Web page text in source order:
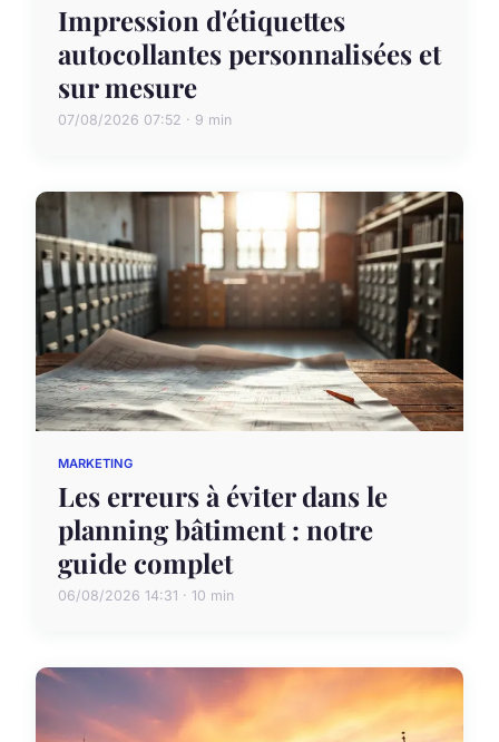
Impression d'étiquettes
autocollantes personnalisées et
sur mesure
07/08/2026 07:52 · 9 min
MARKETING
Les erreurs à éviter dans le
planning bâtiment : notre
guide complet
06/08/2026 14:31 · 10 min